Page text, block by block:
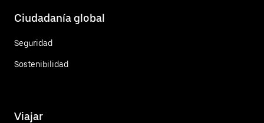
Ciudadanía global
Seguridad
Sostenibilidad
Viajar